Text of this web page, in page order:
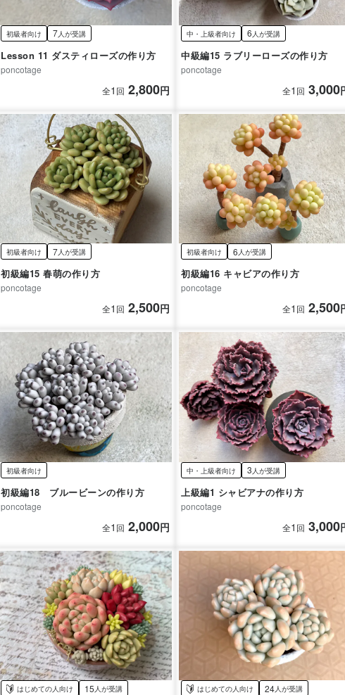
Lesson 11 ダスティローズの作り方
poncotage
初級者向け 7人が受講
全1 回 2,800円
中級編15 ラブリーローズの作り方
poncotage
中・上級者向け 6 人が受講
全1 回 3,000
初級編15 春萌の作り方
poncotage
初級者向け 7人が受講
全1 回 2,500円
初級編16 キャビアの作り方
poncotage
初級者向け 6 人が受講
全1 回 2,500
初級編18 ブルービーンの作り方
poncotage
初級者向け
全1 回 2,000円
上級編1 シャビアナの作り方
poncotage
中・上級者向け 3 人が受講
全1 回 3,000
はじめての人向け 15 人が受講 はじめての人向け 24人が受講